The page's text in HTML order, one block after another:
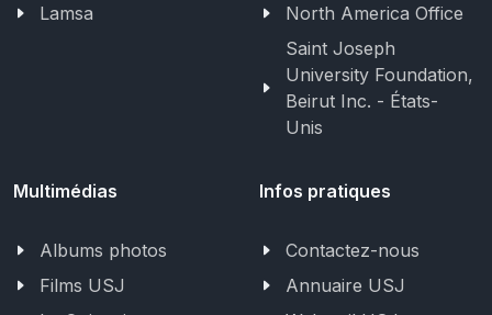
Lamsa
North America Office
Saint Joseph
University Foundation,
Beirut Inc. - États-
Unis
Multimédias
Albums photos
Films USJ
Infos pratiques
Contactez-nous
Annuaire USJ